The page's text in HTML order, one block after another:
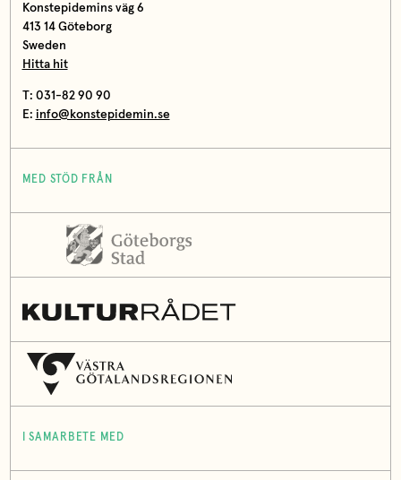
Konstepidemins väg 6
413 14 Göteborg
Sweden
Hitta hit
T: 031-82 90 90
E: info@konstepidemin.se
MED STÖD FRÅN
I SAMARBETE MED